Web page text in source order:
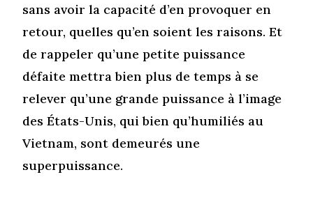
sans avoir la capacité d’en provoquer en
retour, quelles qu’en soient les raisons. Et
de rappeler qu’une petite puissance
défaite mettra bien plus de temps à se
relever qu’une grande puissance à l’image
des États-Unis, qui bien qu’humiliés au
Vietnam, sont demeurés une
superpuissance.